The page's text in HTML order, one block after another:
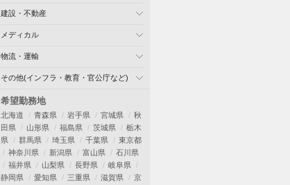
建設・不動産
メディカル
物流・運輸
その他(インフラ・教育・官公庁など)
希望勤務地
北海道 青森県 岩手県 宮城県
秋
田県
山形県 福島県 茨城県
栃木
県
群馬県 埼玉県 千葉県
東京都
神奈川県
新潟県 富山県
石川県
福井県
山梨県 長野県
岐阜県
静岡県
愛知県 三重県 滋賀県
京